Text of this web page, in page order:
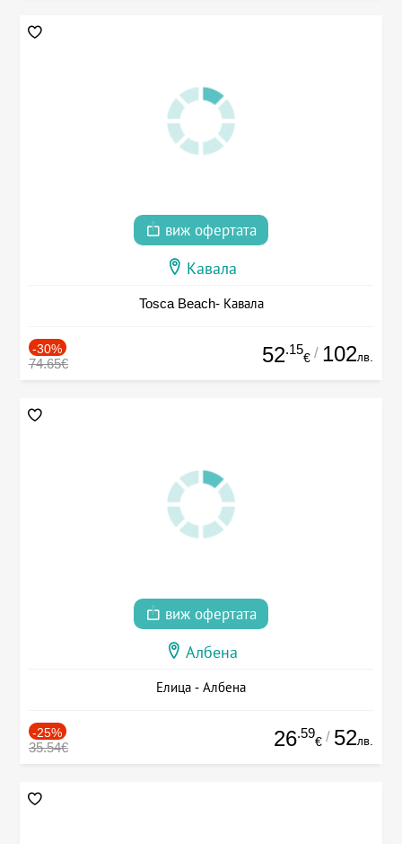
виж офертата
Кавала
Tosca Beach- Кавала
-30%
74.65€ 52.15
€ / 102лв.
виж офертата
Албена
Елица - Албена
-25%
35.54€ 26.59
€ / 52лв.